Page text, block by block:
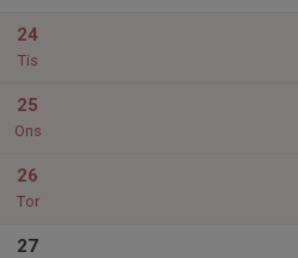
24
Tis
25
Ons
26
Tor
27